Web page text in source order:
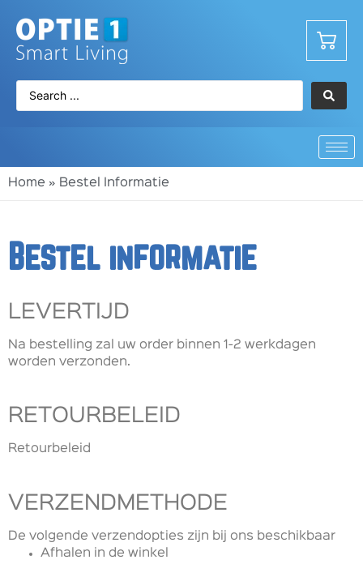
Home » Bestel Informatie
Bestel informatie
LEVERTIJD
Na bestelling zal uw order binnen 1-2 werkdagen
worden verzonden.
RETOURBELEID
Retourbeleid
VERZENDMETHODE
De volgende verzendopties zijn bij ons beschikbaar
Afhalen in de winkel